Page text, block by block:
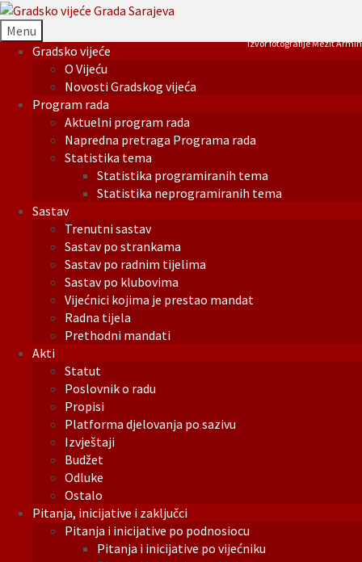
Menu
Gradsko vijeće
O Vijeću
Novosti Gradskog vijeća
Program rada
Aktuelni program rada
Napredna pretraga Programa rada
Statistika tema
Statistika programiranih tema
Statistika neprogramiranih tema
Sastav
Trenutni sastav
Sastav po strankama
Sastav po radnim tijelima
Sastav po klubovima
Vijećnici kojima je prestao mandat
Radna tijela
Prethodni mandati
Akti
Statut
Poslovnik o radu
Propisi
Platforma djelovanja po sazivu
Izvještaji
Budžet
Odluke
Ostalo
Pitanja, inicijative i zaključci
Pitanja i inicijative po podnosiocu
Pitanja i inicijative po vijećniku
Izvor fotografije Mezit Armin